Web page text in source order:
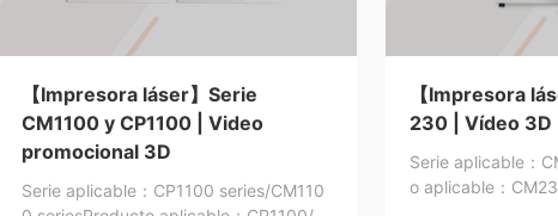
【Impresora láser】Serie
CM1100 y CP1100 | Video
promocional 3D
Serie aplicable：CP1100 series/CM110
【Impresora
230 | Vídeo 3D
Serie aplicable：
o aplicable：